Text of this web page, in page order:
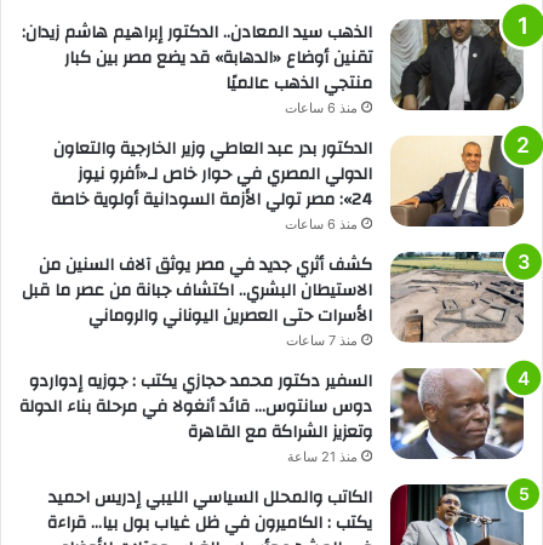
الذهب سيد المعادن.. الدكتور إبراهيم هاشم زيدان:
تقنين أوضاع «الدهابة» قد يضع مصر بين كبار
منتجي الذهب عالميًا
منذ 6 ساعات
الدكتور بدر عبد العاطي وزير الخارجية والتعاون
الدولي المصري في حوار خاص لـ«أفرو نيوز
24»: مصر تولي الأزمة السودانية أولوية خاصة
منذ 6 ساعات
كشف أثري جديد في مصر يوثق آلاف السنين من
الاستيطان البشري.. اكتشاف جبانة من عصر ما قبل
الأسرات حتى العصرين اليوناني والروماني
منذ 7 ساعات
السفير دكتور محمد حجازي يكتب : جوزيه إدواردو
دوس سانتوس… قائد أنغولا في مرحلة بناء الدولة
وتعزيز الشراكة مع القاهرة
منذ 21 ساعة
الكاتب والمحلل السياسي الليبي إدريس احميد
يكتب : الكاميرون في ظل غياب بول بيا… قراءة